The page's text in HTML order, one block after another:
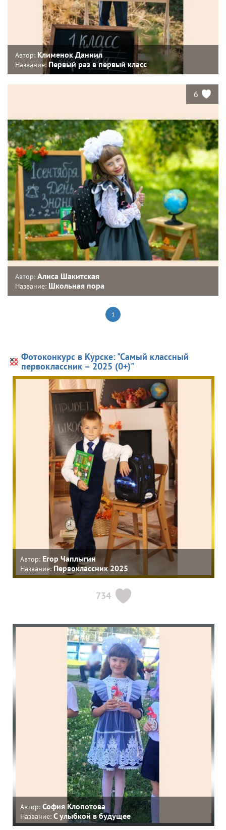
Автор: Клименок Даниил
Название: Первый раз в первый класс
6
Автор: Алиса Шакитская
Название: Школьная пора
1
Фотоконкурс в Курске: "Самый классный
первоклассник – 2025 (0+)"
Автор: Егор Чаплыгин
Название: Первоклассник 2025
734
Автор: София Клопотова
Название: С улыбкой в будущее